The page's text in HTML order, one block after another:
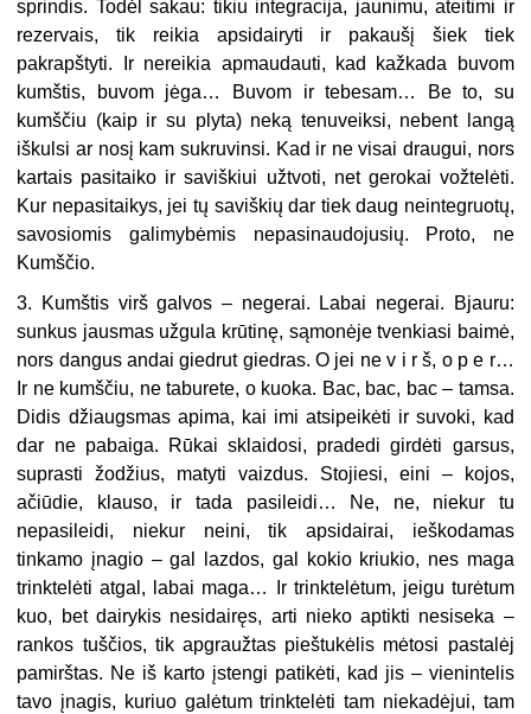
3. Kumštis virš galvos – negerai. Labai negerai. Bjauru:
sunkus jausmas užgula krūtinę, sąmonėje tvenkiasi baimė,
nors dangus andai giedrut giedras. O jei ne v i r š, o p e r…
Ir ne kumščiu, ne taburete, o kuoka. Bac, bac, bac – tamsa.
Didis džiaugsmas apima, kai imi atsipeikėti ir suvoki, kad
dar ne pabaiga. Rūkai sklaidosi, pradedi girdėti garsus,
suprasti žodžius, matyti vaizdus. Stojiesi, eini – kojos,
ačiūdie, klauso, ir tada pasileidi… Ne, ne, niekur tu
nepasileidi, niekur neini, tik apsidairai, ieškodamas
tinkamo įnagio – gal lazdos, gal kokio kriukio, nes maga
trinktelėti atgal, labai maga… Ir trinktelėtum, jeigu turėtum
kuo, bet dairykis nesidairęs, arti nieko aptikti nesiseka –
rankos tuščios, tik apgraužtas pieštukėlis mėtosi pastalėj
pamirštas. Ne iš karto įstengi patikėti, kad jis – vienintelis
tavo įnagis, kuriuo galėtum trinktelėti tam niekadėjui, tam